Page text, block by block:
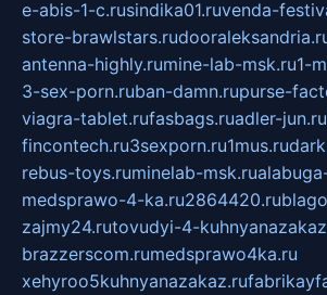
e-abis-1-c.rusindika01.ruvenda-
store-brawlstars.ru
antenna-highly.rumine-lab-msk.ru1-
3-sex-porn.ruban-damn.rupurse-
viagra-tablet.rufasbags.ruadler-jun.ru
fincontech.ru3sexporn.ru1mus.ru
rebus-toys.ruminelab-msk.ru
medsprawo-4-ka.ru2864420.ru
zajmy24.rutovudyi-4-
brazzerscom.rumedsprawo4ka.ru
xehyroo5kuhnyanazakaz.ru